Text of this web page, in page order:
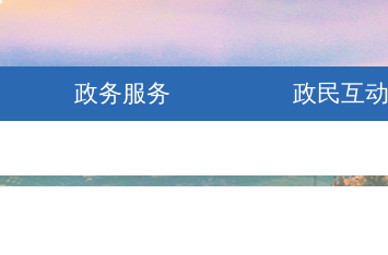
政务服务 政民互动